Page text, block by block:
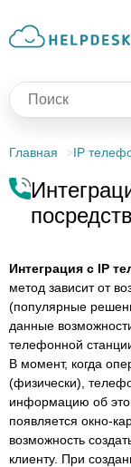
Главная IP
Интеграция с IP
метод зависит от
(популярные
данные
телефонной
В момент, когда
(физически),
информацию об
появляется окно-
возможность
клиенту. При